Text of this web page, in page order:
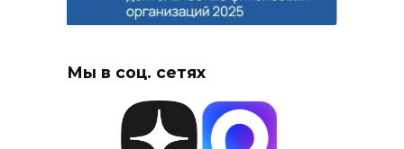
Мы в соц. сетях